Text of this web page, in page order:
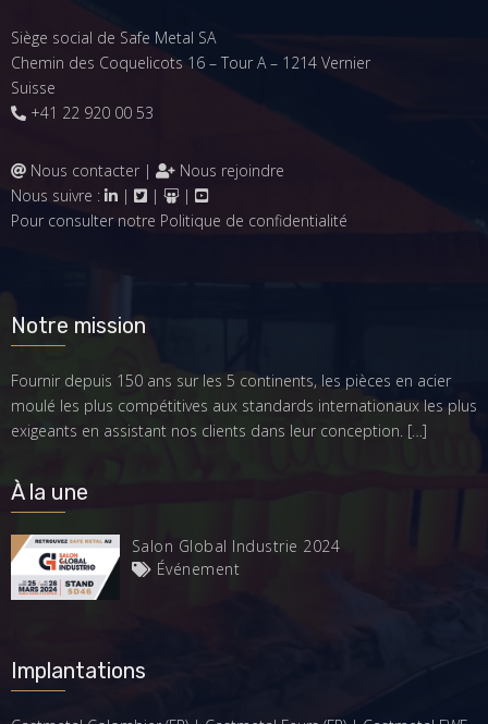
Siège social de Safe Metal SA
Chemin des Coquelicots 16 – Tour A – 1214 Vernier
Suisse
+41 22 920 00 53
Nous contacter |
Nous rejoindre
Nous suivre :
| |
|
Pour consulter notre Politique de confidentialité
Notre mission
Fournir depuis 150 ans sur les 5 continents, les pièces en acier
moulé les plus compétitives aux standards internationaux les plus
exigeants en assistant nos clients dans leur conception. […]
À la une
Salon Global Industrie 2024
Événement
Implantations